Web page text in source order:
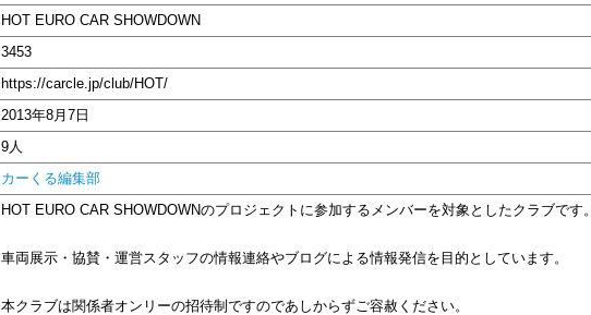
HOT EURO CAR SHOWDOWN
3453
https://carcle.jp/club/HOT/
2013年8月7日
9人
カーくる編集部
HOT EURO CAR SHOWDOWNのプロジェクトに参加するメンバーを対象としたクラブです。
車両展示・協賛・運営スタッフの情報連絡やブログによる情報発信を目的としています。
本クラブは関係者オンリーの招待制ですのであしからずご容赦ください。